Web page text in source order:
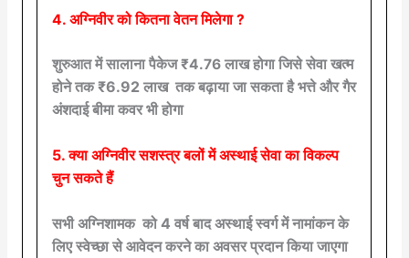
4. अग्निवीर को कितना वेतन मिलेगा ?
शुरुआत में सालाना पैकेज ₹4.76 लाख होगाजिसे सेवा खत्म
होने तक ₹6.92 लाख तक बढ़ाया जा सकता है भत्ते और गैर
अंशदाई बीमा कवर भी होगा
5. क्या अग्निवीर सशस्त्र बलों में अस्थाई सेवा का विकल्प
चुन सकते हैं
सभी अग्निशामक को 4 वर्ष बाद अस्थाई स्वर्ग में नामांकन के
लिए स्वेच्छा से आवेदन करने का अवसर प्रदान किया जाएगा